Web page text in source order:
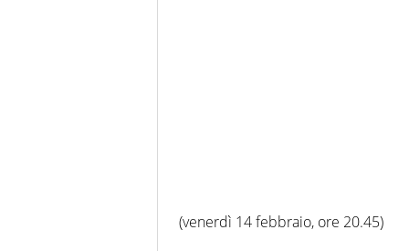
(venerdì 14 febbraio, ore 20.45)